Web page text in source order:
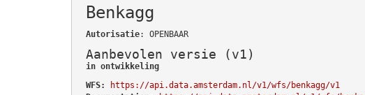
Benkagg
Autorisatie: OPENBAAR
Aanbevolen versie (v1)
in ontwikkeling
WFS:
https://api.data.amsterdam.nl/v1/wfs/benkagg/v1